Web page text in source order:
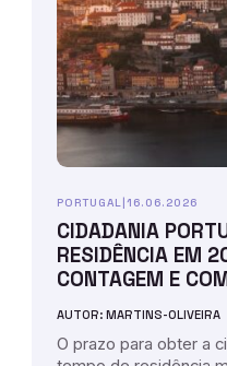
PORTUGAL|16.06.2026
CIDADANIA
RESIDÊNCIA EM
CONTAGEM E
AUTOR: MARTINS-OLIVEIRA
O prazo para obter a